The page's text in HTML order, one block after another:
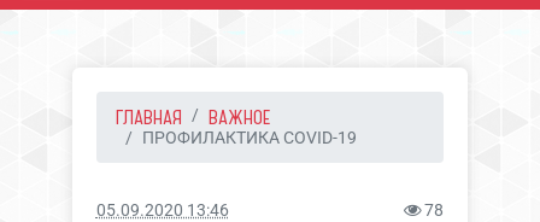
ГЛАВНАЯ ВАЖНОЕ
ПРОФИЛАКТИКА COVID-19
05.09.2020 13:46 78